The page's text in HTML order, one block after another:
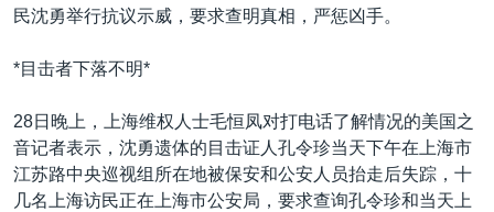
GEN Z 看美国
民沈勇举行抗议示威，要求查明真相，严惩凶手。
*目击者下落不明*
28日晚上，上海维权人士毛恒凤对打电话了解情况的美国之
音记者表示，沈勇遗体的目击证人孔令珍当天下午在上海市
江苏路中央巡视组所在地被保安和公安人员抬走后失踪，十
几名上海访民正在上海市公安局，要求查询孔令珍和当天上